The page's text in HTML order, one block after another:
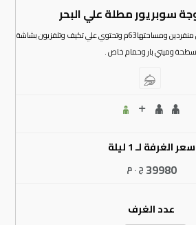
سوبريور مطلة علي البحر
تحتوى على سرير كبير او سريرين منفردين ومساحتها63م وتحتوي علي تكيف وتلفزيون بشاشة
وميني بار وحمام خاص .
سعر الغرفة لـ 1 ليلة
39980 ج . م
عدد الغرف